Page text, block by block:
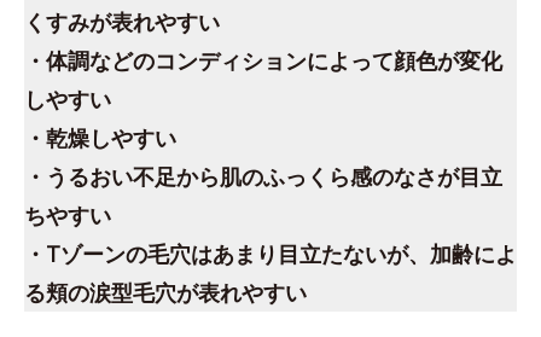
くすみが表れやすい
・体調などのコンディションによって顔色が変化
しやすい
・乾燥しやすい
・うるおい不足から肌のふっくら感のなさが目立
ちやすい
・Tゾーンの毛穴はあまり目立たないが、加齢によ
る頬の涙型毛穴が表れやすい